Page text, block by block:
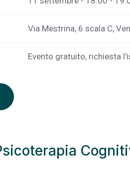
Via Mestrina, 6 scala C,
Evento gratuito, richiesta